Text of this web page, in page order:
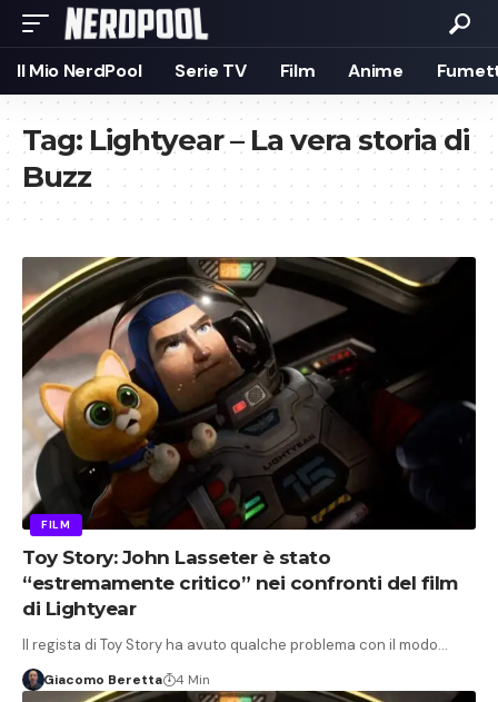
Il Mio NerdPool Serie TV Film Anime
Tag: Lightyear – La vera storia di
Buzz
FILM
Toy Story: John Lasseter è stato
“estremamente critico” nei confronti del film
di Lightyear
Il regista di Toy Story ha avuto qualche problema con il modo…
Giacomo Beretta 4 Min